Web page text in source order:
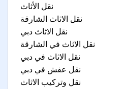
نقل الأثاث
نقل الاثاث الشارقة
نقل الاثاث دبي
نقل الاثاث في الشارقة
نقل الاثاث في دبي
نقل عفش في دبي
نقل وتركيب الاثاث